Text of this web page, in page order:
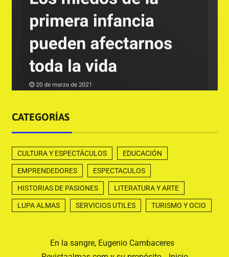
CATEGORÍAS
CULTURA Y ESPECTÁCULOS EDUCACIÓN
EMPRENDEDORES ESPECTACULOS
HISTORIAS DE PASIONES LITERATURA Y ARTE
LUPA ALMAS SERVICIOS UTILES TURISMO Y OCIO
En la sangre, Eugenio Cambaceres